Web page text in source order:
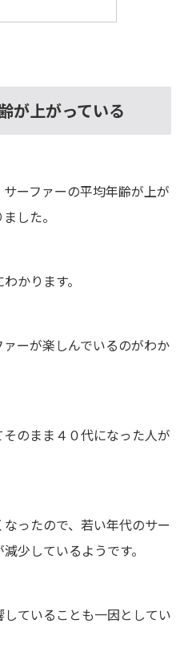
が上がっている
ーファーの平均年齢が上が
した。
かります。
ーが楽しんでいるのがわか
のまま４０代になった人が
ったので、若い年代のサー
少しているようです。
ていることも一因としてい